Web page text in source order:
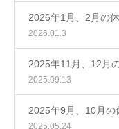
2026年1月、2月の
2026.01.3
2025年11月、12月
2025.09.13
2025年9月、10月の
2025.05.24